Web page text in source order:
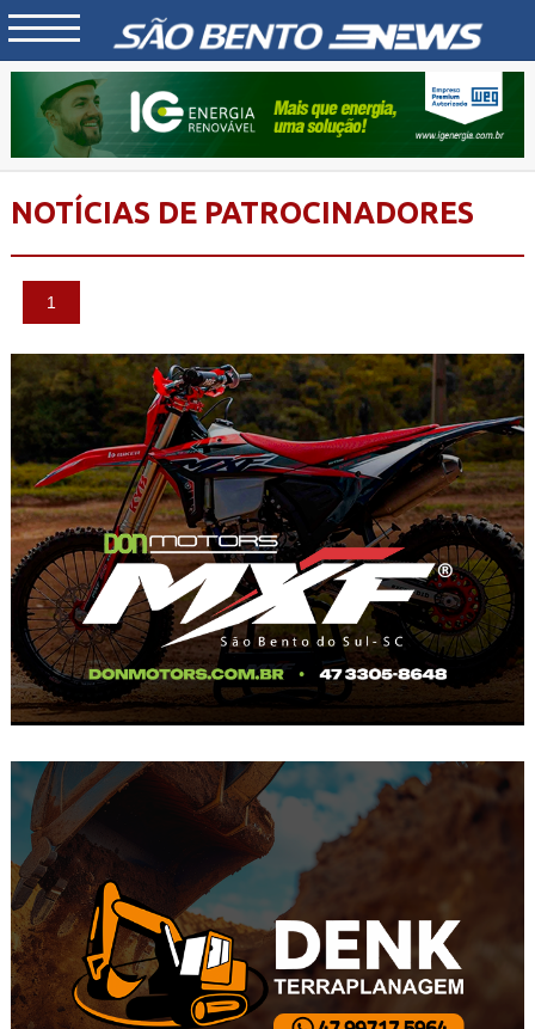
NOTÍCIAS DE PATROCINADORES
1